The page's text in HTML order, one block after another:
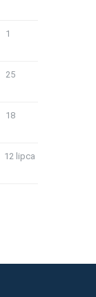
1
25
18
12 lipca